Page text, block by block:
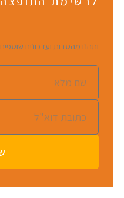
מהטבות ועדכונים שוטפים